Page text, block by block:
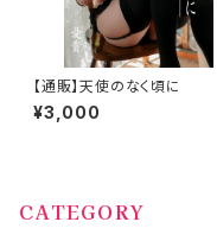
【通販】天使のなく頃に
¥3,000
CATEGORY